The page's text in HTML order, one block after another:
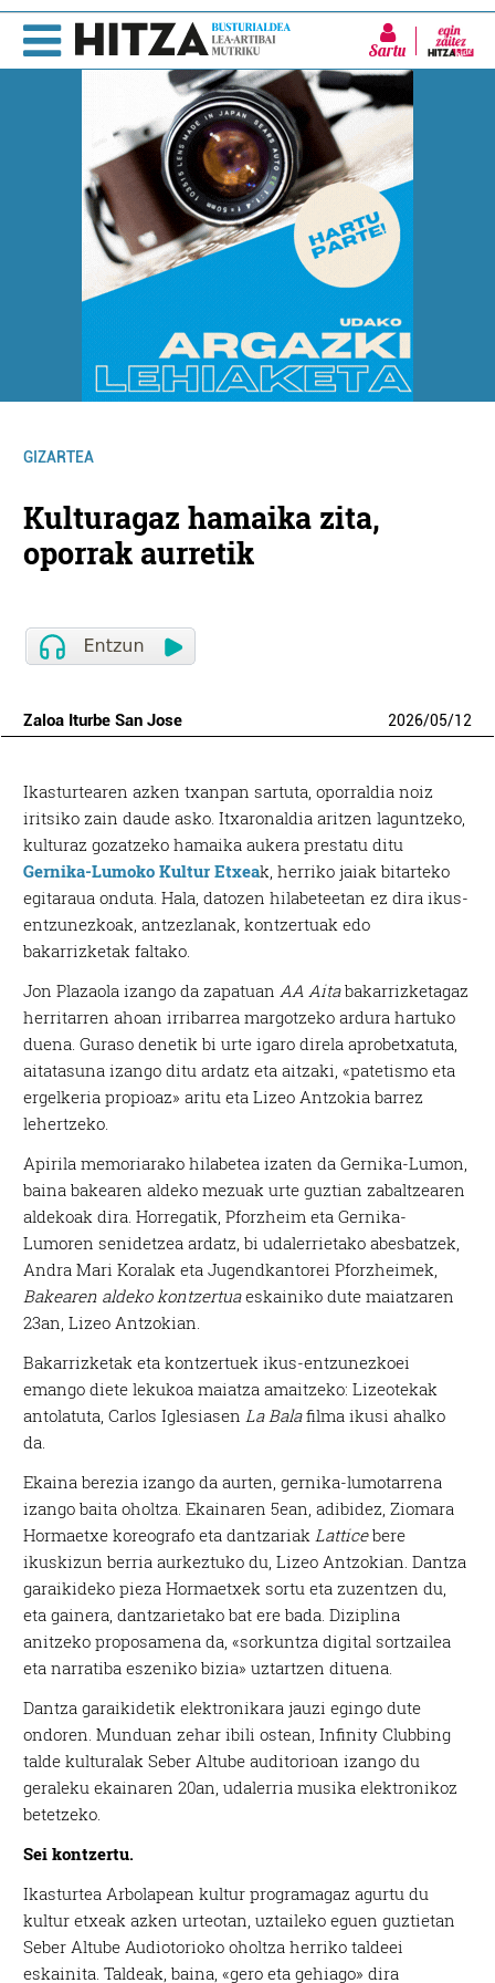
Sartu
GIZARTEA
Kulturagaz hamaika zita,
oporrak aurretik
Zaloa Iturbe San Jose 2026/05/12
Ikasturtearen azken txanpan sartuta, oporraldia noiz
iritsiko zain daude asko. Itxaronaldia aritzen laguntzeko,
kulturaz gozatzeko hamaika aukera prestatu ditu
Gernika-Lumoko Kultur Etxeak, herriko jaiak bitarteko
egitaraua onduta. Hala, datozen hilabeteetan ez dira ikus-
entzunezkoak, antzezlanak, kontzertuak edo
bakarrizketak faltako.
Jon Plazaola izango da zapatuan AA Aitabakarrizketagaz
herritarren ahoan irribarrea margotzeko ardura hartuko
duena. Guraso denetik bi urte igaro direla aprobetxatuta,
aitatasuna izango ditu ardatz eta aitzaki, «patetismo eta
ergelkeria propioaz» aritu eta Lizeo Antzokia barrez
lehertzeko.
Apirila memoriarako hilabetea izaten da Gernika-Lumon,
baina bakearen aldeko mezuak urte guztian zabaltzearen
aldekoak dira. Horregatik, Pforzheim eta Gernika-
Lumoren senidetzea ardatz, bi udalerrietako abesbatzek,
Andra Mari Koralak eta Jugendkantorei Pforzheimek,
Bakearen aldeko kontzertuaeskainiko dute maiatzaren
23an, Lizeo Antzokian.
Bakarrizketak eta kontzertuek ikus-entzunezkoei
emango diete lekukoa maiatza amaitzeko: Lizeotekak
antolatuta, Carlos IglesiasenLa Balafilma ikusi ahalko
da.
Ekaina berezia izango da aurten, gernika-lumotarrena
izango baita oholtza. Ekainaren 5ean, adibidez, Ziomara
Hormaetxe koreografo eta dantzariakLatticebere
ikuskizun berria aurkeztuko du, Lizeo Antzokian. Dantza
garaikideko pieza Hormaetxek sortu eta zuzentzen du,
eta gainera, dantzarietako bat ere bada. Diziplina
anitzeko proposamena da, «sorkuntza digital sortzailea
eta narratiba eszeniko bizia» uztartzen dituena.
Dantza garaikidetik elektronikara jauzi egingo dute
ondoren. Munduan zehar ibili ostean, Infinity Clubbing
talde kulturalak Seber Altube auditorioan izango du
geraleku ekainaren 20an, udalerria musika elektronikoz
betetzeko.
Sei kontzertu.
Ikasturtea Arbolapean kultur programagaz agurtu du
kultur etxeak azken urteotan, uztaileko eguen guztietan
Seber Altube Audiotorioko oholtza herriko taldeei
eskainita. Taldeak, baina, «gero eta gehiago» dira